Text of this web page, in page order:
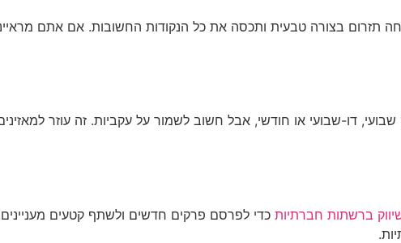
תזרום בצורה טבעית ותכסה את כל הנקודות החשובות. אם אתם
דו-שבועי או חודשי, אבל חשוב לשמור על עקביות. זה עוזר
ברשתות חברתיות כדי לפרסם פרקים חדשים ולשתף קטעים מעניינים.